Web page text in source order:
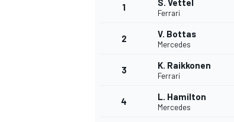
WORLD SUPERBIKE
1 S. Vettel
Ferrari
2 V. Bottas
Mercedes
3 K. Raikkonen
Ferrari
4 L. Hamilton
Mercedes